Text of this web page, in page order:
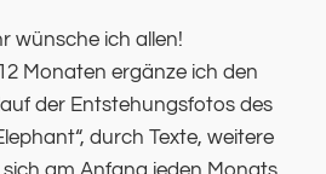
wünsche ich allen! In den
wünsche ich allen!
Monaten ergänze ich den
der Entstehungsfotos des
durch Texte, weitere